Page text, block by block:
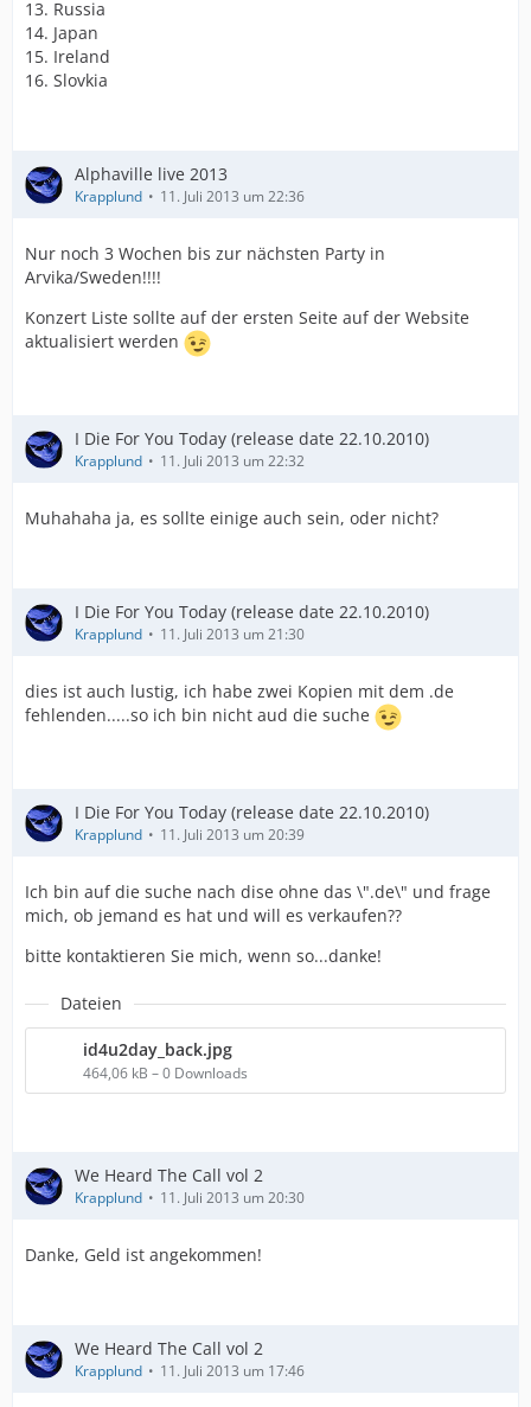
13. Russia
14. Japan
15. Ireland
16. Slovkia
Alphaville live 2013
Krapplund 11. Juli 2013 um 22:36
Nur noch 3 Wochen bis zur nächsten Party in
Arvika/Sweden!!!!
Konzert Liste sollte auf der ersten Seite auf der Website
aktualisiert werden
I Die For You Today (release date 22.10.2010)
Krapplund 11. Juli 2013 um 22:32
Muhahaha ja, es sollte einige auch sein, oder nicht?
I Die For You Today (release date 22.10.2010)
Krapplund 11. Juli 2013 um 21:30
dies ist auch lustig, ich habe zwei Kopien mit dem .de
fehlenden.....so ich bin nicht aud die suche
I Die For You Today (release date 22.10.2010)
Krapplund 11. Juli 2013 um 20:39
Ich bin auf die suche nach dise ohne das \".de\" und frage
mich, ob jemand es hat und will es verkaufen??
bitte kontaktieren Sie mich, wenn so...danke!
Dateien
id4u2day_back.jpg
464,06 kB – 0 Downloads
We Heard The Call vol 2
Krapplund 11. Juli 2013 um 20:30
Danke, Geld ist angekommen!
We Heard The Call vol 2
Krapplund 11. Juli 2013 um 17:46